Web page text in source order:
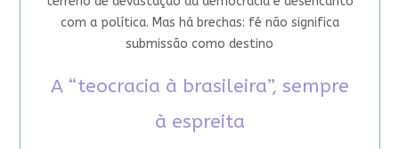
com a política. Mas há brechas: fé não significa
submissão como destino
A “teocracia à brasileira”, sempre
à espreita